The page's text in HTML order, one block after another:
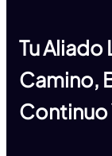
Tu Aliado
Camino,
Continuo